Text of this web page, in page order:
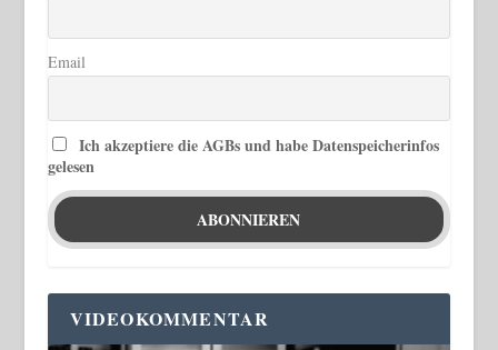
Email
Ich akzeptiere die AGBs und habe Datenspeicherinfos
gelesen
VIDEOKOMMENTAR